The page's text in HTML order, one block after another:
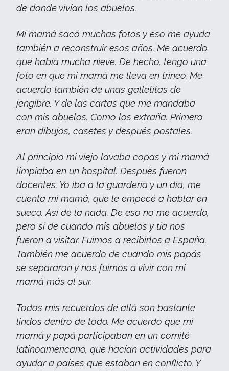
de donde vivían los abuelos.
Mi mamá sacó muchas fotos y eso me ayuda
también a reconstruir esos años. Me acuerdo
que había mucha nieve. De hecho, tengo una
foto en que mi mamá me lleva en trineo. Me
acuerdo también de unas galletitas de
jengibre. Y de las cartas que me mandaba
con mis abuelos. Como los extraña. Primero
eran dibujos, casetes y después postales.
Al principio mi viejo lavaba copas y mi mamá
limpiaba en un hospital. Después fueron
docentes. Yo iba a la guardería y un día, me
cuenta mi mamá, que le empecé a hablar en
sueco. Así de la nada. De eso no me acuerdo,
pero sí de cuando mis abuelos y tía nos
fueron a visitar. Fuimos a recibirlos a España.
También me acuerdo de cuando mis papás
se separaron y nos fuimos a vivir con mi
mamá más al sur.
Todos mis recuerdos de allá son bastante
lindos dentro de todo. Me acuerdo que mi
mamá y papá participaban en un comité
latinoamericano, que hacían actividades para
ayudar a países que estaban en conflicto. Y